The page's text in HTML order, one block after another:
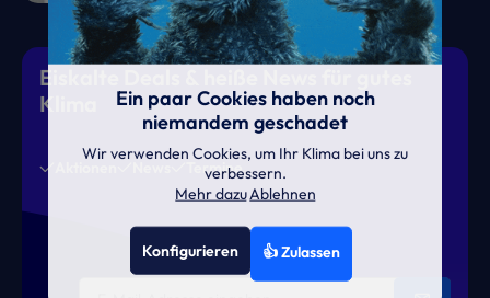
Eiskalte Deals & heiße News für gutes
Klima
Termine
Ein paar Cookies haben noch
niemandem geschadet
Wir verwenden Cookies, um Ihr Klima bei uns zu
verbessern.
Mehr dazuAblehnen
Konfigurieren 👍 Zulassen